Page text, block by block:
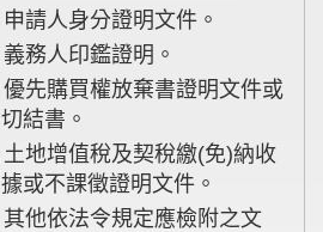
4. 申請人身分證明文件。
5. 義務人印鑑證明。
切結書。
據或不課徵證明文件。